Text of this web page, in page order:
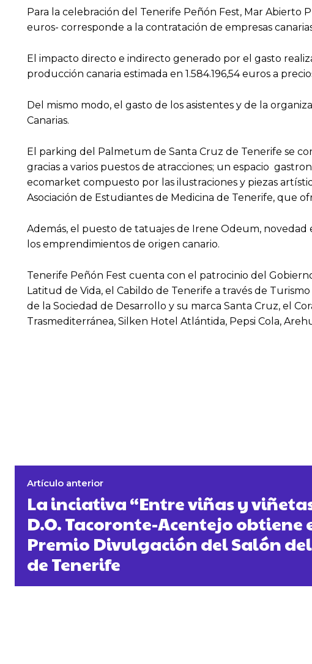
Para la celebración del Tenerife Peñón Fest, Mar Abierto
euros- corresponde a la contratación de empresas
El impacto directo e indirecto generado por el gasto
producción canaria estimada en 1.584.196,54 euros a
Del mismo modo, el gasto de los asistentes y de la
Canarias.
El parking del Palmetum de Santa Cruz de Tenerife se
gracias a varios puestos de atracciones; un espacio
ecomarket compuesto por las ilustraciones y piezas
Asociación de Estudiantes de Medicina de Tenerife, que
Además, el puesto de tatuajes de Irene Odeum,
los emprendimientos de origen canario.
Tenerife Peñón Fest cuenta con el patrocinio del
Latitud de Vida, el Cabildo de Tenerife a través de
de la Sociedad de Desarrollo y su marca Santa Cruz, el
Trasmediterránea, Silken Hotel Atlántida, Pepsi Cola,
Artículo anterior
La inciativa “Entre viñas y
D.O. Tacoronte-Acentejo obtiene
Premio Divulgación del Salón
de Tenerife